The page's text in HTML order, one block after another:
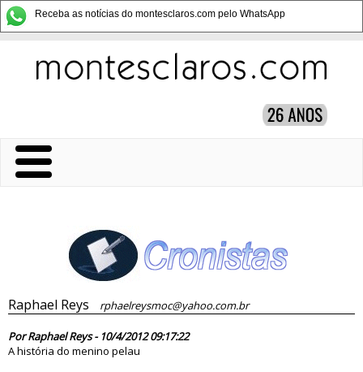
Receba as notícias do montesclaros.com pelo WhatsApp
Raphael Reys
rphaelreysmoc@yahoo.com.br
Por Raphael Reys - 10/4/2012 09:17:22
A história do menino pelau